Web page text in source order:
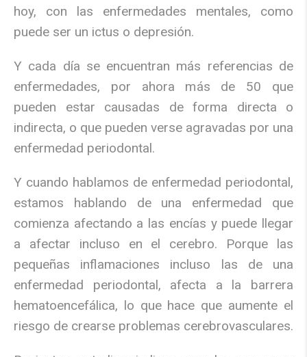
hoy, con las enfermedades mentales, como
puede ser un ictus o depresión.
Y cada día se encuentran más referencias de
enfermedades, por ahora más de 50 que
pueden estar causadas de forma directa o
indirecta, o que pueden verse agravadas por una
enfermedad periodontal.
Y cuando hablamos de enfermedad periodontal,
estamos hablando de una enfermedad que
comienza afectando a las encías y puede llegar
a afectar incluso en el cerebro. Porque las
pequeñas inflamaciones incluso las de una
enfermedad periodontal, afecta a la barrera
hematoencefálica, lo que hace que aumente el
riesgo de crearse problemas cerebrovasculares.